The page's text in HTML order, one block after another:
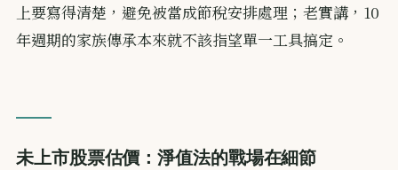
上要寫得清楚，避免被當成節稅安排處理；老實講，10
年週期的家族傳承本來就不該指望單一工具搞定。
未上市股票估價：淨值法的戰場在細節